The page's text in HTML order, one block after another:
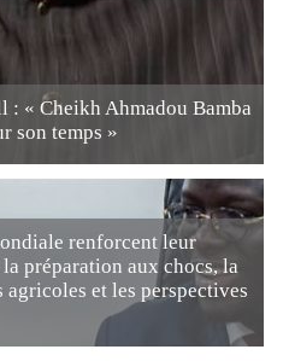
: « Cheikh Ahmadou Bamba
son temps »
renforcent leur
préparation aux chocs, la
et les perspectives